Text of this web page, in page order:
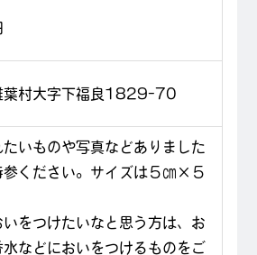
葉村大字下福良1829-70
たいものや写真などありました
参ください。サイズは５㎝×５
いをつけたいなと思う方は、お
水などにおいをつけるものをご